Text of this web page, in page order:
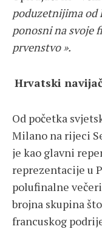
poduzetnijima od
ponosni na svoje
prvenstvo ».
Hrvatski
Od početka
Milano na rijeci
je kao glavni
reprezentacije u
polufinalne
brojna skupina
francuskog